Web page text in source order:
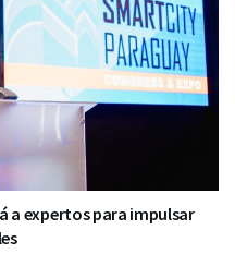
a expertos para impulsar